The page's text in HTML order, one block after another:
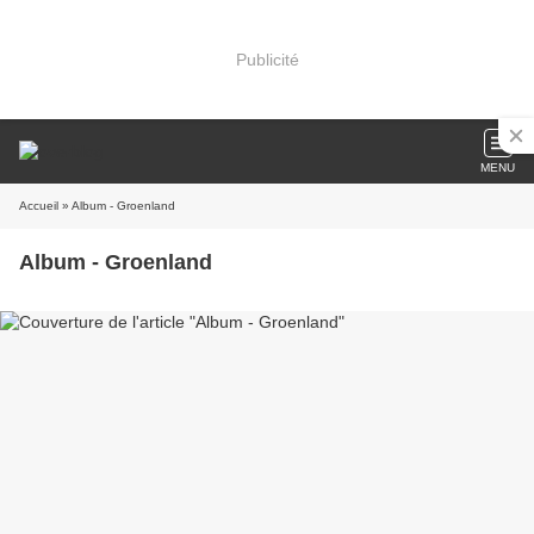
Publicité
MENU
Accueil » Album - Groenland
Album - Groenland